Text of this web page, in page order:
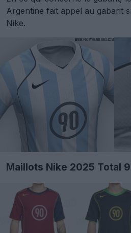
Argentine fait appel au gabarit
Nike.
Maillots Nike 2025 Total